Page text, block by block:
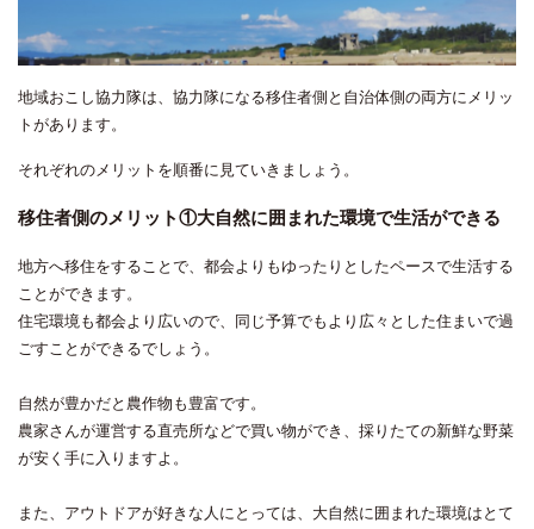
地域おこし協力隊は、協力隊になる移住者側と自治体側の両方にメリッ
トがあります。
それぞれのメリットを順番に見ていきましょう。
移住者側のメリット①大自然に囲まれた環境で生活ができる
地方へ移住をすることで、都会よりもゆったりとしたペースで生活する
ことができます。
住宅環境も都会より広いので、同じ予算でもより広々とした住まいで過
ごすことができるでしょう。
自然が豊かだと農作物も豊富です。
農家さんが運営する直売所などで買い物ができ、採りたての新鮮な野菜
が安く手に入りますよ。
また、アウトドアが好きな人にとっては、大自然に囲まれた環境はとて